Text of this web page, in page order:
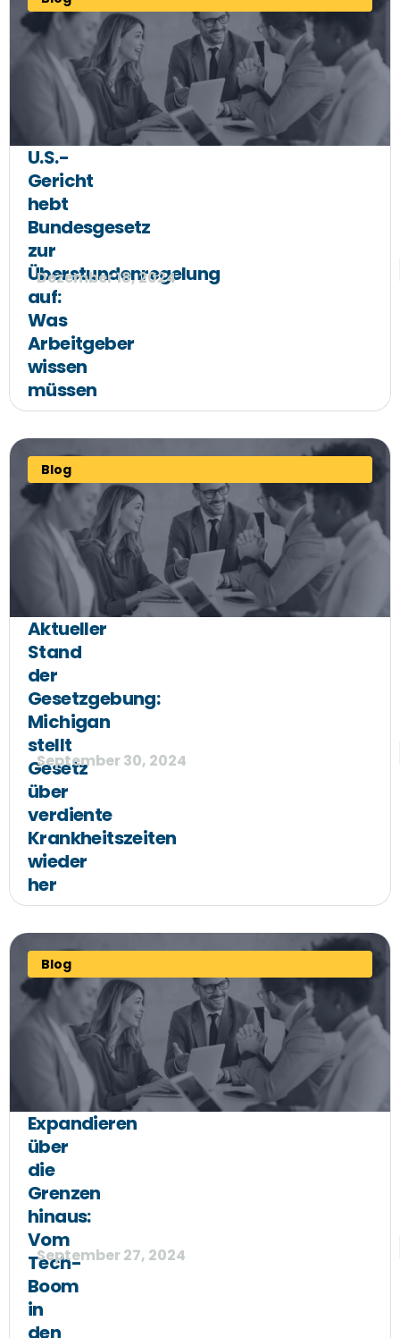
U.S.-
Gericht
hebt
Bundesgesetz
zur
Überstundenregelung
auf:
Was
Arbeitgeber
wissen
müssen
Dezember 18, 2024
Blog
Aktueller
Stand
der
Gesetzgebung:
Michigan
stellt
Gesetz
über
verdiente
Krankheitszeiten
wieder
her
September 30, 2024
Blog
Expandieren
über
die
Grenzen
hinaus:
Vom
Tech-
Boom
in
den
September 27, 2024